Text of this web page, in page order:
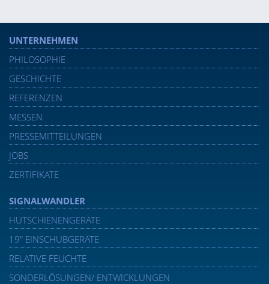
UNTERNEHMEN
PHILOSOPHIE
GESCHICHTE
REFERENZEN
MESSEN
PRESSEMITTEILUNGEN
JOBS
ZERTIFIKATE
SIGNALWANDLER
HUTSCHIENENGERÄTE
19″ EINSCHUBGERÄTE
RELATIVE FEUCHTE
SONDERLÖSUNGEN/ ENTWICKLUNGEN